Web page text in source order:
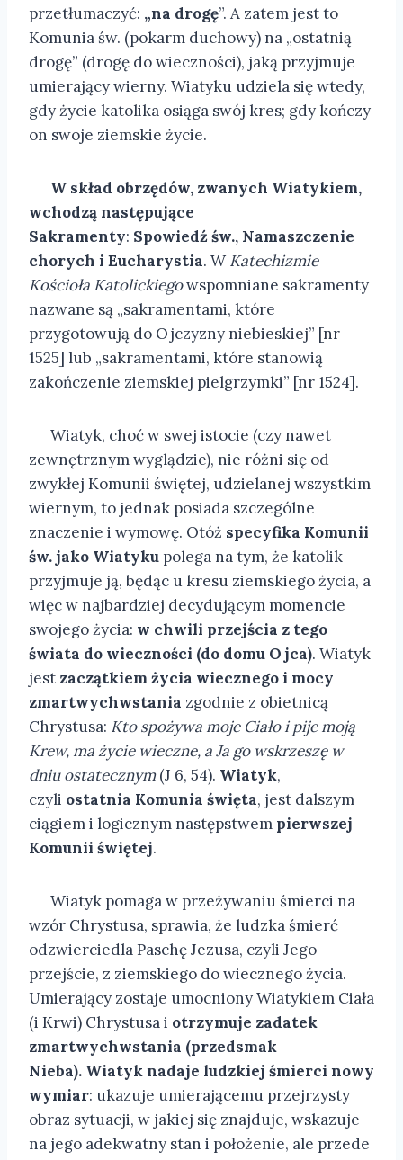
przetłumaczyć: „na drogę”. A zatem jest to
Komunia św. (pokarm duchowy) na „ostatnią
drogę” (drogę do wieczności), jaką przyjmuje
umierający wierny. Wiatyku udziela się wtedy,
gdy życie katolika osiąga swój kres; gdy kończy
on swoje ziemskie życie.
W skład obrzędów, zwanych Wiatykiem,
wchodzą następujące
Sakramenty: Spowiedź św., Namaszczenie
chorych i Eucharystia. WKatechizmie
Kościoła Katolickiegowspomniane sakramenty
nazwane są „sakramentami, które
przygotowują do Ojczyzny niebieskiej” [nr
1525] lub „sakramentami, które stanowią
zakończenie ziemskiej pielgrzymki” [nr 1524].
Wiatyk, choć w swej istocie (czy nawet
zewnętrznym wyglądzie), nie różni się od
zwykłej Komunii świętej, udzielanej wszystkim
wiernym, to jednak posiada szczególne
znaczenie i wymowę. Otóż specyfika Komunii
św. jako Wiatyku polega na tym, że katolik
przyjmuje ją, będąc u kresu ziemskiego życia, a
więc w najbardziej decydującym momencie
swojego życia: w chwili przejścia z tego
świata do wieczności (do domu Ojca). Wiatyk
jest zaczątkiem życia wiecznego i mocy
zmartwychwstania zgodnie z obietnicą
Chrystusa: Kto spożywa moje Ciało i pije moją
Krew, ma życie wieczne, a Ja go wskrzeszę w
dniu ostatecznym(J 6, 54). Wiatyk,
czyli ostatnia Komunia święta, jest dalszym
ciągiem i logicznym następstwem pierwszej
Komunii świętej.
Wiatyk pomaga w przeżywaniu śmierci na
wzór Chrystusa, sprawia, że ludzka śmierć
odzwierciedla Paschę Jezusa, czyli Jego
przejście, z ziemskiego do wiecznego życia.
Umierający zostaje umocniony Wiatykiem Ciała
(i Krwi) Chrystusa i otrzymuje zadatek
zmartwychwstania (przedsmak
Nieba). Wiatyk nadaje ludzkiej śmierci nowy
wymiar: ukazuje umierającemu przejrzysty
obraz sytuacji, w jakiej się znajduje, wskazuje
na jego adekwatny stan i położenie, ale przede